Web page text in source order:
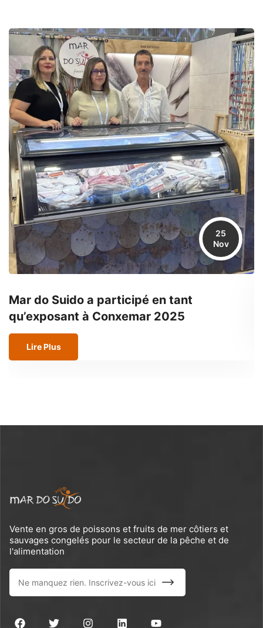
25
Nov
Mar do Suido a participé en tant
qu’exposant à Conxemar 2025
Lire Plus
Vente en gros de poissons et fruits de mer côtiers et
sauvages congelés pour le secteur de la pêche et de
l'alimentation